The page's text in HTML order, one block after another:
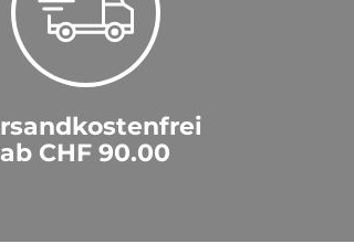
ab CHF 90.00